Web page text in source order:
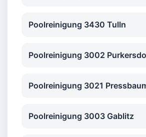
Poolreinigung 3430 Tulln
Poolreinigung 3002
Poolreinigung 3021
Poolreinigung 3003 Gablitz